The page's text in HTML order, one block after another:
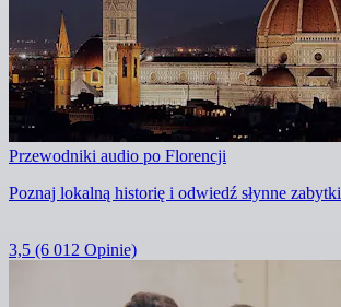
Przewodniki audio po Florencji
Poznaj lokalną historię i odwiedź słynne zabytki
3,5 (6 012 Opinie)